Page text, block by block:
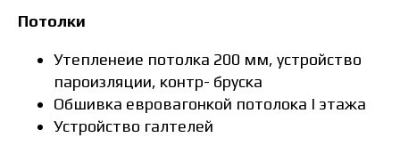
Потолки
Утепленеие потолка 200 мм, устройство
пароизляции, контр- бруска
Обшивка евровагонкой потолока I этажа
Устройство галтелей